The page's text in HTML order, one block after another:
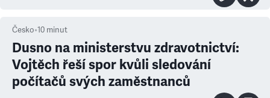
Česko•10 minut
Dusno na ministerstvu zdravotnictví:
Vojtěch řeší spor kvůli sledování
počítačů svých zaměstnanců